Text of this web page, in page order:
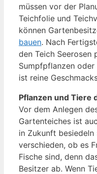
müssen vor der
Teichfolie und
können
bauen. Nach
den Teich Seerosen
Sumpfpflanzen
ist reine
Pflanzen und Tiere
Vor dem Anlegen
Gartenteiches ist
in Zukunft
verschieden, ob es
Fische sind, denn
Besitzer ab. Wenn